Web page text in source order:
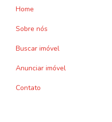
Home
Sobre nós
Buscar imóvel
Anunciar imóvel
Contato